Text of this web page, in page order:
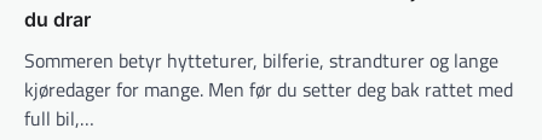
du drar
Sommeren betyr hytteturer, bilferie, strandturer og lange
kjøredager for mange. Men før du setter deg bak rattet med
full bil,…